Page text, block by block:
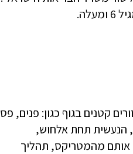
קטנים בגוף כגון: פנים, פס
הנעשית תחת אלחוש,
אותם מהמטריקס, תהליך